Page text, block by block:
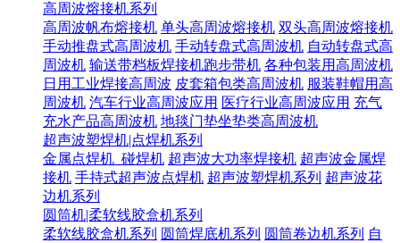
高周波熔接机系列
高周波帆布熔接机 单头高周波熔接机 双头高周波熔接机
手动推盘式高周波机 手动转盘式高周波机 自动转盘式高
周波机 输送带档板焊接机跑步带机 各种包装用高周波机
日用工业焊接高周波 皮套箱包类高周波机 服装鞋帽用高
周波机 汽车行业高周波应用 医疗行业高周波应用 充气
充水产品高周波机 地毯门垫坐垫类高周波机
超声波塑焊机|点焊机系列
金属点焊机_碰焊机 超声波大功率焊接机 超声波金属焊
接机 手持式超声波点焊机 超声波塑焊机系列 超声波花
边机系列
圆筒机|柔软线胶盒机系列
柔软线胶盒机系列 圆筒焊底机系列 圆筒卷边机系列 自